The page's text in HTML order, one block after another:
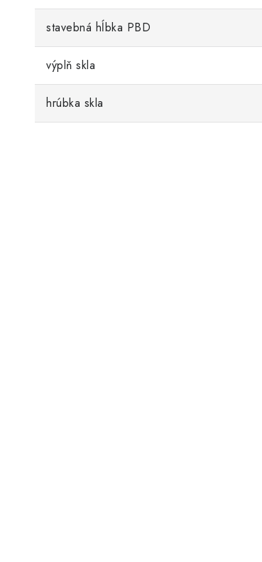
stavebná hĺbka PBD
výplň skla
hrúbka skla